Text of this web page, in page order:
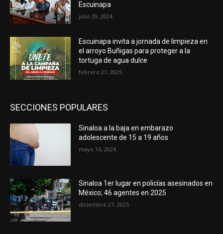
Escuinapa
julio 29, 2024
Escuinapa invita a jornada de limpieza en
el arroyo Buñigas para proteger a la
tortuga de agua dulce
febrero 21, 2025
SECCIONES POPULARES
Sinaloa a la baja en embarazo
adolescente de 15 a 19 años
mayo 16, 2024
Sinaloa 1er lugar en policías asesinados en
México; 46 agentes en 2025
diciembre 27, 2025